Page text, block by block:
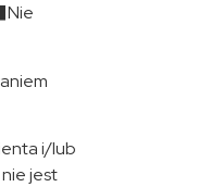
i/lub
jest